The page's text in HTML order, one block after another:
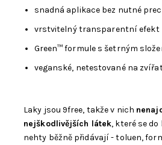
snadná aplikace bez nutné
vrstvitelný transparentní efekt
Green™ formule s šetrným
veganské, netestované na
Laky jsou 9free, takže v nich
nejškodlivějších látek, které se
nehty běžně přidávají - toluen,